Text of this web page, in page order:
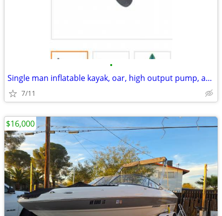
•
Single man inflatable kayak, oar, high output pump, and carrying bag
7/11
$16,000